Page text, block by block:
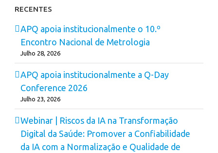
RECENTES
APQ apoia institucionalmente o 10.º
Encontro Nacional de Metrologia
Julho 28, 2026
APQ apoia institucionalmente a Q-Day
Conference 2026
Julho 23, 2026
Webinar | Riscos da IA na Transformação
Digital da Saúde: Promover a Confiabilidade
da IA com a Normalização e Qualidade de